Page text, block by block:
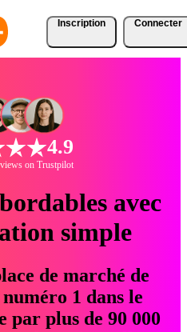
Inscription Connecter
4.9
on Trustpilot
avec
simple
de marché de
1 dans le
par plus de 90 000